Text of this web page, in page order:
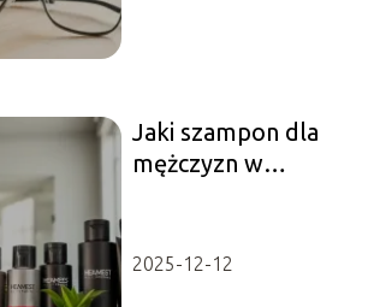
Jaki szampon dla
mężczyzn w
opcje!
2025-12-12